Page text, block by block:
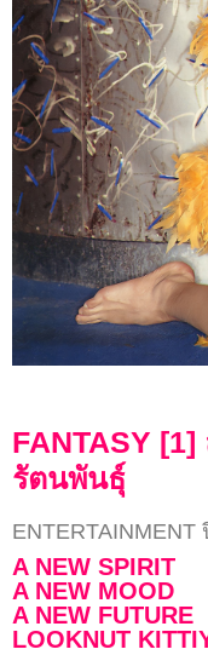
FANTASY
รัตนพันธุ์
A NEW SPIRIT
A NEW MOOD
A NEW FUTURE
LOOKNUT